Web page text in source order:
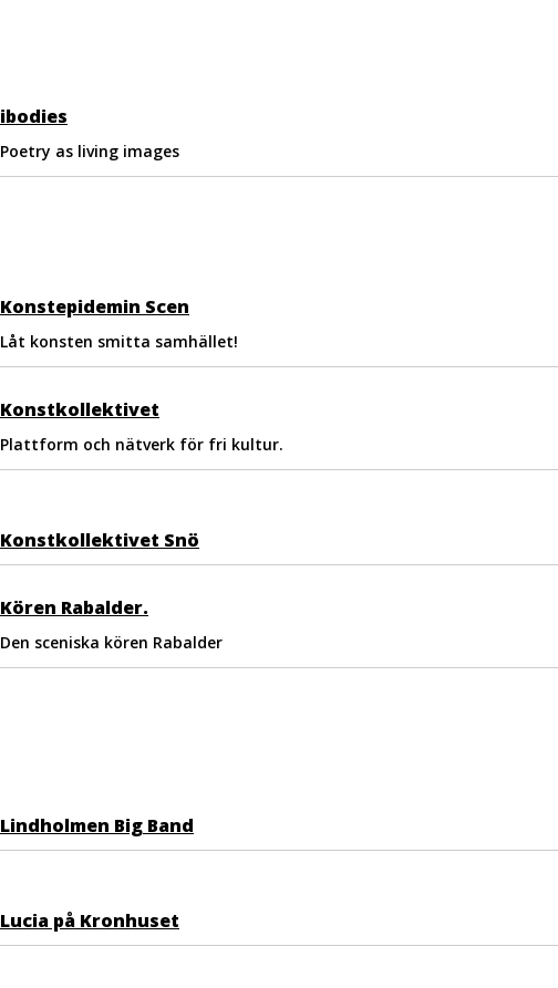
ibodies
Poetry as living images
Konstepidemin Scen
Låt konsten smitta samhället!
Konstkollektivet
Plattform och nätverk för fri kultur.
Konstkollektivet Snö
Kören Rabalder.
Den sceniska kören Rabalder
Lindholmen Big Band
Lucia på Kronhuset